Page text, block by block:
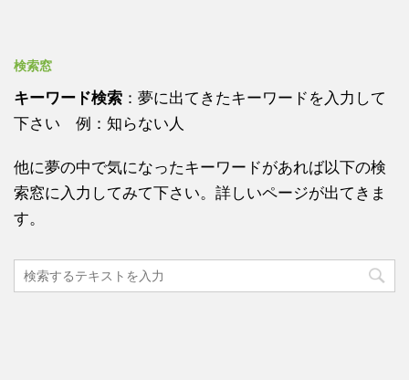
検索窓
キーワード検索 ：夢に出てきたキーワードを入力して
下さい 例：知らない人
他に夢の中で気になったキーワードがあれば以下の検
索窓に入力してみて下さい。詳しいページが出てきま
す。